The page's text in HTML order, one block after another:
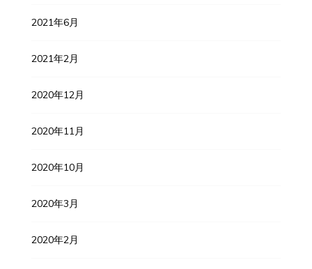
2021年6月
2021年2月
2020年12月
2020年11月
2020年10月
2020年3月
2020年2月